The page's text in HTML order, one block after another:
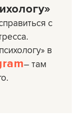
с
в
– там